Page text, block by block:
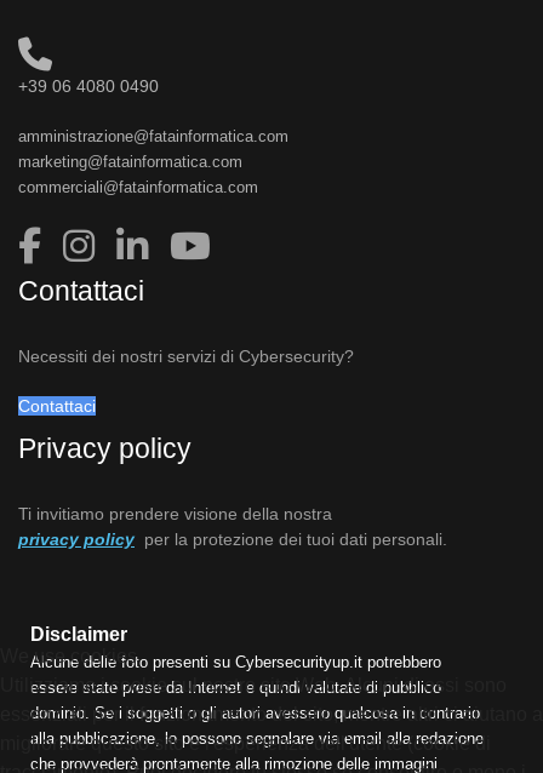
+39 06 4080 0490
amministrazione@fatainformatica.com
marketing@fatainformatica.com
commerciali@fatainformatica.com
Contattaci
Necessiti dei nostri servizi di Cybersecurity?
Contattaci
Privacy policy
Ti invitiamo prendere visione della nostra
privacy policy per la protezione dei tuoi dati personali.
Disclaimer
Alcune delle foto presenti su Cybersecurityup.it potrebbero
essere state prese da Internet e quindi valutate di pubblico
dominio. Se i soggetti o gli autori avessero qualcosa in contrario
alla pubblicazione, lo possono segnalare via email alla redazione
che provvederà prontamente alla rimozione delle immagini
We use cookies
Utilizziamo i cookie sul nostro sito Web. Alcuni di essi sono
essenziali per il funzionamento del sito, mentre altri ci aiutano a
migliorare questo sito e l'esperienza dell'utente (cookie di